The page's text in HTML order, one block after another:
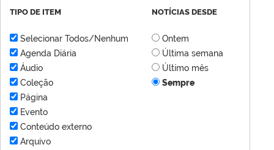
TIPO DE ITEM
Selecionar Todos/Nenhum
Agenda Diária
Áudio
Coleção
Página
Evento
Conteúdo externo
Arquivo
NOTÍCIAS DESDE
Ontem
Última semana
Último mês
Sempre